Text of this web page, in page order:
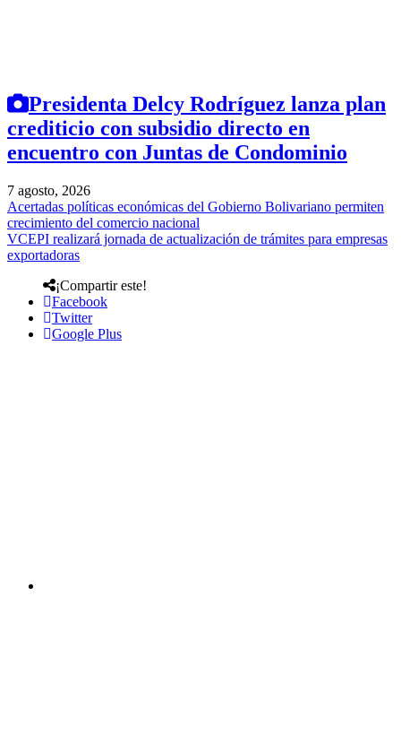
Presidenta Delcy Rodríguez lanza plan
crediticio con subsidio directo en
encuentro con Juntas de Condominio
7 agosto, 2026
Acertadas políticas económicas del Gobierno Bolivariano permiten
crecimiento del comercio nacional
VCEPI realizará jornada de actualización de trámites para empresas
exportadoras
¡Compartir este!
Facebook
Twitter
Google Plus